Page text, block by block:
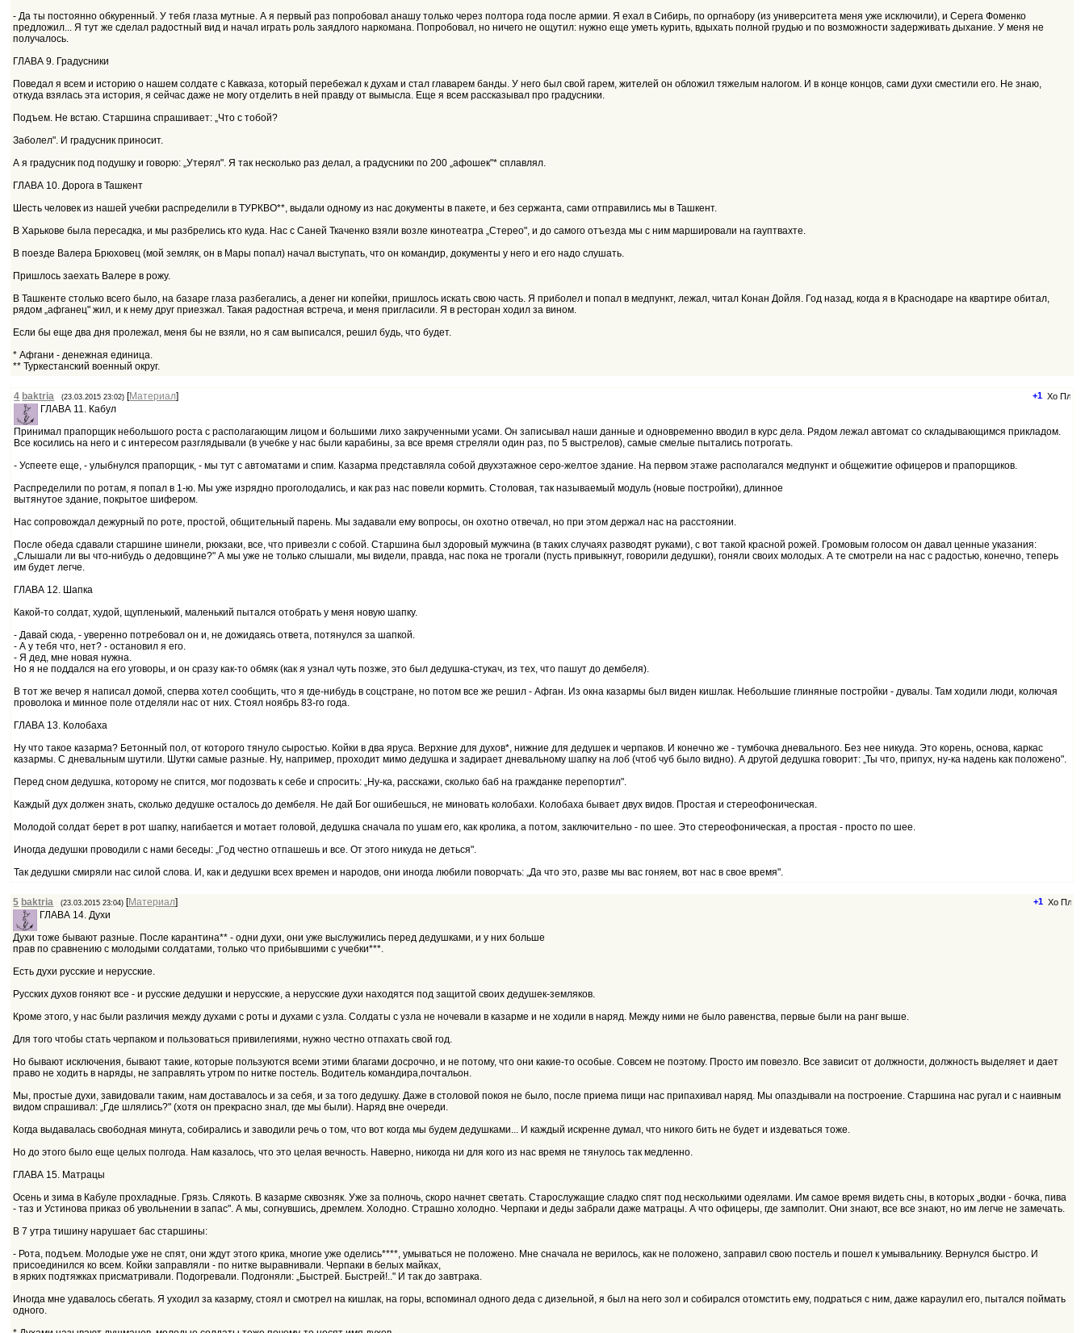
- Да ты постоянно обкуренный. У тебя глаза мутные. А я первый раз попробовал анашу только через полтора года после армии. Я ехал в Сибирь, по оргнабору (из университета меня уже исключили), и Серега Фоменко
предложил... Я тут же сделал радостный вид и начал играть роль заядлого наркомана. Попробовал, но ничего не ощутил: нужно еще уметь курить, вдыхать полной грудью и по возможности задерживать дыхание. У меня не
получалось.
ГЛАВА 9. Градусники
Поведал я всем и историю о нашем солдате с Кавказа, который перебежал к духам и стал главарем банды. У него был свой гарем, жителей он обложил тяжелым налогом. И в конце концов, сами духи сместили его. Не знаю,
откуда взялась эта история, я сейчас даже не могу отделить в ней правду от вымысла. Еще я всем рассказывал про градусники.
Подъем. Не встаю. Старшина спрашивает: „Что с тобой?
Заболел". И градусник приносит.
А я градусник под подушку и говорю: „Утерял". Я так несколько раз делал, а градусники по 200 „афошек"* сплавлял.
ГЛАВА 10. Дорога в Ташкент
Шесть человек из нашей учебки распределили в ТУРКВО**, выдали одному из нас документы в пакете, и без сержанта, сами отправились мы в Ташкент.
В Харькове была пересадка, и мы разбрелись кто куда. Нас с Саней Ткаченко взяли возле кинотеатра „Стерео", и до самого отъезда мы с ним маршировали на гауптвахте.
В поезде Валера Брюховец (мой земляк, он в Мары попал) начал выступать, что он командир, документы у него и его надо слушать.
Пришлось заехать Валере в рожу.
В Ташкенте столько всего было, на базаре глаза разбегались, а денег ни копейки, пришлось искать свою часть. Я приболел и попал в медпункт, лежал, читал Конан Дойля. Год назад, когда я в Краснодаре на квартире обитал,
рядом „афганец" жил, и к нему друг приезжал. Такая радостная встреча, и меня пригласили. Я в ресторан ходил за вином.
Если бы еще два дня пролежал, меня бы не взяли, но я сам выписался, решил будь, что будет.
* Афгани - денежная единица.
** Туркестанский военный округ.
+1
4 baktria (23.03.2015 23:02) [Материал]
ГЛАВА 11. Кабул
Принимал прапорщик небольшого роста с располагающим лицом и большими лихо закрученными усами. Он записывал наши данные и одновременно вводил в курс дела. Рядом лежал автомат со складывающимся прикладом.
Все косились на него и с интересом разглядывали (в учебке у нас были карабины, за все время стреляли один раз, по 5 выстрелов), самые смелые пытались потрогать.
- Успеете еще, - улыбнулся прапорщик, - мы тут с автоматами и спим. Казарма представляла собой двухэтажное серо-желтое здание. На первом этаже располагался медпункт и общежитие офицеров и прапорщиков.
Распределили по ротам, я попал в 1-ю. Мы уже изрядно проголодались, и как раз нас повели кормить. Столовая, так называемый модуль (новые постройки), длинное
вытянутое здание, покрытое шифером.
Нас сопровождал дежурный по роте, простой, общительный парень. Мы задавали ему вопросы, он охотно отвечал, но при этом держал нас на расстоянии.
После обеда сдавали старшине шинели, рюкзаки, все, что привезли с собой. Старшина был здоровый мужчина (в таких случаях разводят руками), с вот такой красной рожей. Громовым голосом он давал ценные указания:
„Слышали ли вы что-нибудь о дедовщине?" А мы уже не только слышали, мы видели, правда, нас пока не трогали (пусть привыкнут, говорили дедушки), гоняли своих молодых. А те смотрели на нас с радостью, конечно, теперь
им будет легче.
ГЛАВА 12. Шапка
Какой-то солдат, худой, щупленький, маленький пытался отобрать у меня новую шапку.
- Давай сюда, - уверенно потребовал он и, не дожидаясь ответа, потянулся за шапкой.
- А у тебя что, нет? - остановил я его.
- Я дед, мне новая нужна.
Но я не поддался на его уговоры, и он сразу как-то обмяк (как я узнал чуть позже, это был дедушка-стукач, из тех, что пашут до дембеля).
В тот же вечер я написал домой, сперва хотел сообщить, что я где-нибудь в соцстране, но потом все же решил - Афган. Из окна казармы был виден кишлак. Небольшие глиняные постройки - дувалы. Там ходили люди, колючая
проволока и минное поле отделяли нас от них. Стоял ноябрь 83-го года.
ГЛАВА 13. Колобаха
Ну что такое казарма? Бетонный пол, от которого тянуло сыростью. Койки в два яруса. Верхние для духов*, нижние для дедушек и черпаков. И конечно же - тумбочка дневального. Без нее никуда. Это корень, основа, каркас
казармы. С дневальным шутили. Шутки самые разные. Ну, например, проходит мимо дедушка и задирает дневальному шапку на лоб (чтоб чуб было видно). А другой дедушка говорит: „Ты что, припух, ну-ка надень как положено".
Перед сном дедушка, которому не спится, мог подозвать к себе и спросить: „Ну-ка, расскажи, сколько баб на гражданке перепортил".
Каждый дух должен знать, сколько дедушке осталось до дембеля. Не дай Бог ошибешься, не миновать колобахи. Колобаха бывает двух видов. Простая и стереофоническая.
Молодой солдат берет в рот шапку, нагибается и мотает головой, дедушка сначала по ушам его, как кролика, а потом, заключительно - по шее. Это стереофоническая, а простая - просто по шее.
Иногда дедушки проводили с нами беседы: „Год честно отпашешь и все. От этого никуда не деться".
Так дедушки смиряли нас силой слова. И, как и дедушки всех времен и народов, они иногда любили поворчать: „Да что это, разве мы вас гоняем, вот нас в свое время".
+1
5 baktria (23.03.2015 23:04) [Материал]
ГЛАВА 14. Духи
Духи тоже бывают разные. После карантина** - одни духи, они уже выслужились перед дедушками, и у них больше
прав по сравнению с молодыми солдатами, только что прибывшими с учебки***.
Есть духи русские и нерусские.
Русских духов гоняют все - и русские дедушки и нерусские, а нерусские духи находятся под защитой своих дедушек-земляков.
Кроме этого, у нас были различия между духами с роты и духами с узла. Солдаты с узла не ночевали в казарме и не ходили в наряд. Между ними не было равенства, первые были на ранг выше.
Для того чтобы стать черпаком и пользоваться привилегиями, нужно честно отпахать свой год.
Но бывают исключения, бывают такие, которые пользуются всеми этими благами досрочно, и не потому, что они какие-то особые. Совсем не поэтому. Просто им повезло. Все зависит от должности, должность выделяет и дает
право не ходить в наряды, не заправлять утром по нитке постель. Водитель командира,почтальон.
Мы, простые духи, завидовали таким, нам доставалось и за себя, и за того дедушку. Даже в столовой покоя не было, после приема пищи нас припахивал наряд. Мы опаздывали на построение. Старшина нас ругал и с наивным
видом спрашивал: „Где шлялись?" (хотя он прекрасно знал, где мы были). Наряд вне очереди.
Когда выдавалась свободная минута, собирались и заводили речь о том, что вот когда мы будем дедушками... И каждый искренне думал, что никого бить не будет и издеваться тоже.
Но до этого было еще целых полгода. Нам казалось, что это целая вечность. Наверно, никогда ни для кого из нас время не тянулось так медленно.
ГЛАВА 15. Матрацы
Осень и зима в Кабуле прохладные. Грязь. Слякоть. В казарме сквозняк. Уже за полночь, скоро начнет светать. Старослужащие сладко спят под несколькими одеялами. Им самое время видеть сны, в которых „водки - бочка, пива
- таз и Устинова приказ об увольнении в запас". А мы, согнувшись, дремлем. Холодно. Страшно холодно. Черпаки и деды забрали даже матрацы. А что офицеры, где замполит. Они знают, все все знают, но им легче не замечать.
В 7 утра тишину нарушает бас старшины:
- Рота, подъем. Молодые уже не спят, они ждут этого крика, многие уже оделись****, умываться не положено. Мне сначала не верилось, как не положено, заправил свою постель и пошел к умывальнику. Вернулся быстро. И
присоединился ко всем. Койки заправляли - по нитке выравнивали. Черпаки в белых майках,
в ярких подтяжках присматривали. Подогревали. Подгоняли: „Быстрей. Быстрей!.." И так до завтрака.
Иногда мне удавалось сбегать. Я уходил за казарму, стоял и смотрел на кишлак, на горы, вспоминал одного деда с дизельной, я был на него зол и собирался отомстить ему, подраться с ним, даже караулил его, пытался поймать
одного.